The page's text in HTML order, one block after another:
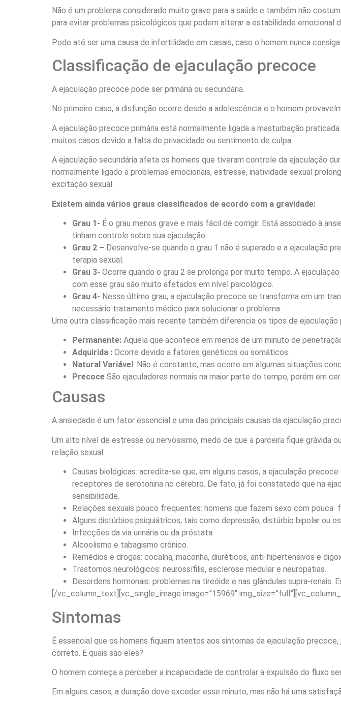
Não é um problema considerado muito grave para a saúde e também não
para evitar problemas psicológicos que podem alterar a estabilidade emocional
Pode até ser uma causa de infertilidade em casais, caso o homem nunca
Classificação de ejaculação precoce
A ejaculação precoce pode ser primária ou secundária.
No primeiro caso, a disfunção ocorre desde a adolescência e o homem
A ejaculação precoce primária está normalmente ligada a masturbação
muitos casos devido a falta de privacidade ou sentimento de culpa.
A ejaculação secundária afeta os homens que tiveram controle da ejaculação
normalmente ligado a problemas emocionais, estresse, inatividade sexual
excitação sexual.
Existem ainda vários graus classificados de acordo com a gravidade:
Grau 1- É o grau menos grave e mais fácil de corrigir. Está associado à
tinham controle sobre sua ejaculação.
Grau 2 – Desenvolve-se quando o grau 1 não é superado e a ejaculação
terapia sexual.
Grau 3- Ocorre quando o grau 2 se prolonga por muito tempo. A
com esse grau são muito afetados em nível psicológico.
Grau 4- Nesse último grau, a ejaculação precoce se transforma em um
necessário tratamento médico para solucionar o problema.
Uma outra classificação mais recente também diferencia os tipos de
Permanente: Aquela que acontece em menos de um minuto de
Adquirida : Ocorre devido a fatores genéticos ou somáticos.
Natural Variáve l: Não é constante, mas ocorre em algumas situações
Precoce São ejaculadores normais na maior parte do tempo, porém em
Causas
A ansiedade é um fator essencial e uma das principais causas da ejaculação
Um alto nível de estresse ou nervosismo, medo de que a parceira fique grávida
relação sexual.
Causas biológicas: acredita-se que, em alguns casos, a ejaculação
receptores de serotonina no cérebro. De fato, já foi constatado que na
sensibilidade.
Relações sexuais pouco frequentes: homens que fazem sexo com
Alguns distúrbios psiquiátricos, tais como depressão, distúrbio bipolar ou
Infecções da via urinária ou da próstata.
Alcoolismo e tabagismo crônico.
Remédios e drogas: cocaína, maconha, diuréticos, anti-hipertensivos e
Trastornos neurológicos: neurossífilis, esclerose medular e neuropatias.
Desordens hormonais: problemas na tireóide e nas glândulas supra-
[/vc_column_text][vc_single_image image=”15969″
Sintomas
É essencial que os homens fiquem atentos aos sintomas da ejaculação
correto. E quais são eles?
O homem começa a perceber a incapacidade de controlar a expulsão do fluxo
Em alguns casos, a duração deve exceder esse minuto, mas não há uma